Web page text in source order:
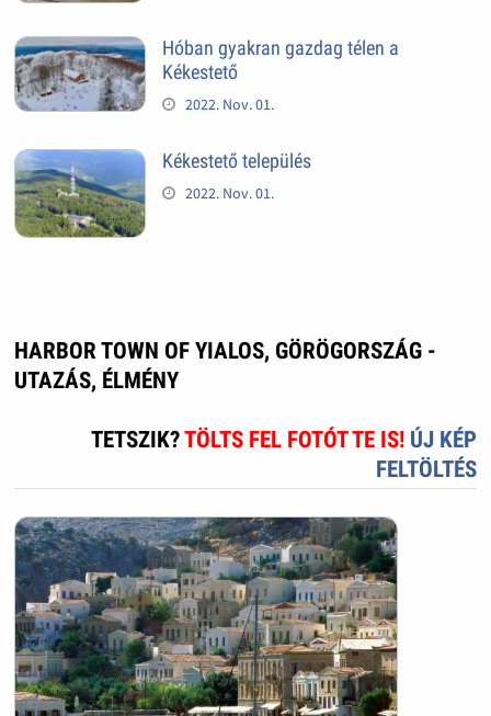
Hóban gyakran gazdag télen a
Kékestető
2022. Nov. 01.
Kékestető település
2022. Nov. 01.
HARBOR TOWN OF YIALOS, GÖRÖGORSZÁG -
UTAZÁS, ÉLMÉNY
TETSZIK?TÖLTS FEL FOTÓT TE IS! ÚJ KÉP
FELTÖLTÉS